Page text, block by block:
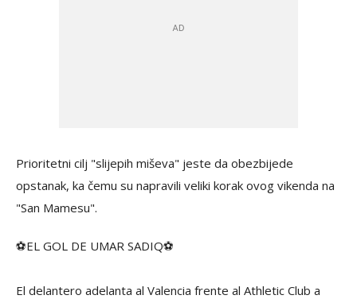
Prioritetni cilj "slijepih miševa" jeste da obezbijede
opstanak, ka čemu su napravili veliki korak ovog vikenda na
"San Mamesu".
⚽EL GOL DE UMAR SADIQ⚽
El delantero adelanta al Valencia frente al Athletic Club a